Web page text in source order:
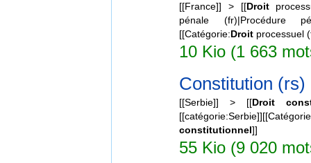
[[France]] > [[Droit
pénale (fr)|Procédure
[[Catégorie:Droit processuel
10 Kio (1 663
Constitution (rs)
[[Serbie]] > [[Droit
constitutionnel]]
55 Kio (9 020